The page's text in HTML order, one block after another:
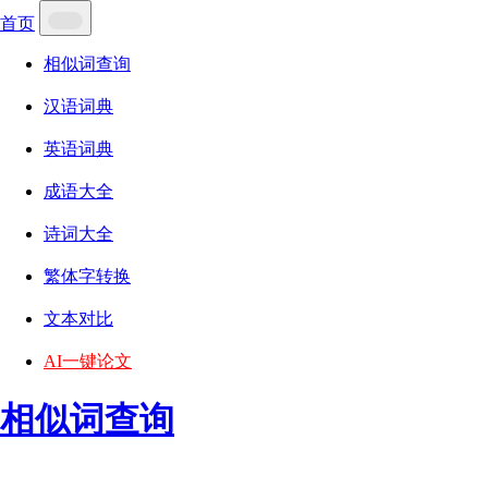
首页
相似词查询
汉语词典
英语词典
成语大全
诗词大全
繁体字转换
文本对比
AI一键论文
相似词查询